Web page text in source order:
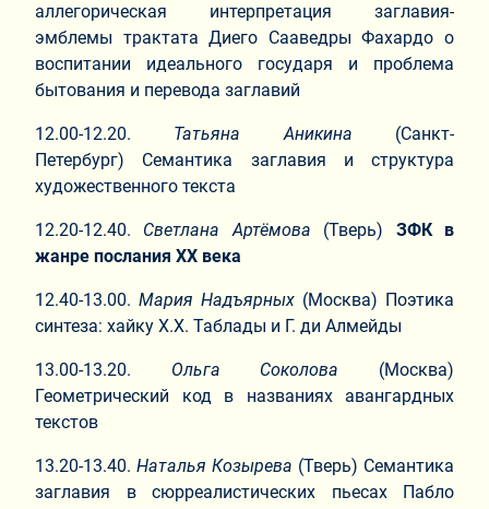
аллегорическая интерпретация заглавия-
эмблемы трактата Диего Сааведры Фахардо о
воспитании идеального государя и проблема
бытования и перевода заглавий
12.00-12.20. Татьяна Аникина (Санкт-
Петербург) Семантика заглавия и структура
художественного текста
12.20-12.40. Светлана Артёмова (Тверь) ЗФК в
жанре послания ХХ века
12.40-13.00. Мария Надъярных (Москва) Поэтика
синтеза: хайку Х.Х. Таблады и Г. ди Алмейды
13.00-13.20. Ольга Соколова (Москва)
Геометрический код в названиях авангардных
текстов
13.20-13.40. Наталья Козырева (Тверь) Семантика
заглавия в сюрреалистических пьесах Пабло